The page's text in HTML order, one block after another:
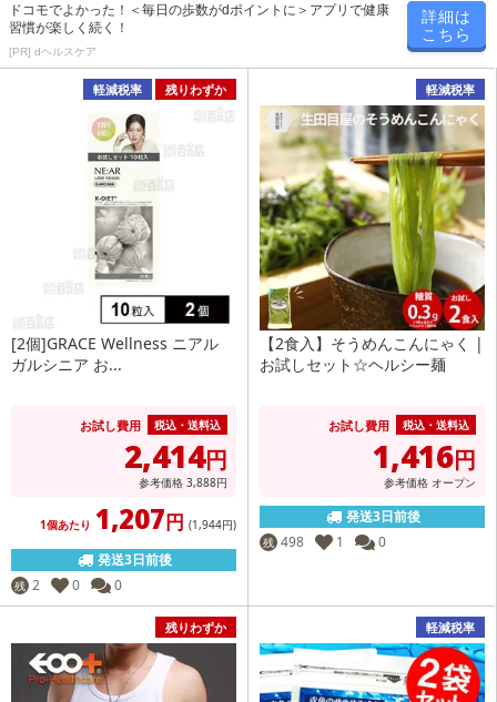
ドコモでよかった！＜毎日の歩数がdポイントに＞アプリで健康
習慣が楽しく続く！
[PR] dヘルスケア
詳細は
こちら
軽減税率 残りわずか
[2個]GRACE Wellness ニアル
ガルシニア お...
お試し費用 税込・送料込
2,414円
参考価格 3,888円
1個あたり 1,207円 (1,944円)
発送3日前後
残 2 0 0
軽減税率
【2食入】そうめんこんにゃく |
お試しセット☆ヘルシー麺
お試し費用 税込・送料込
1,416円
参考価格 オープン
発送3日前後
残 498 1 0
残りわずか 軽減税率